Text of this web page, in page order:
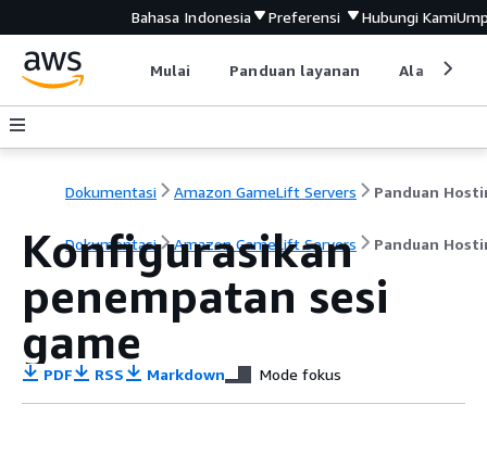
Bahasa Indonesia Preferensi Hubungi Kami
Mulai Panduan layanan Alat
Dokumentasi Amazon GameLift Servers Panduan
Dokumentasi Amazon GameLift Servers Panduan
Konfigurasikan
penempatan sesi
game
PDF RSS Markdown Mode fokus